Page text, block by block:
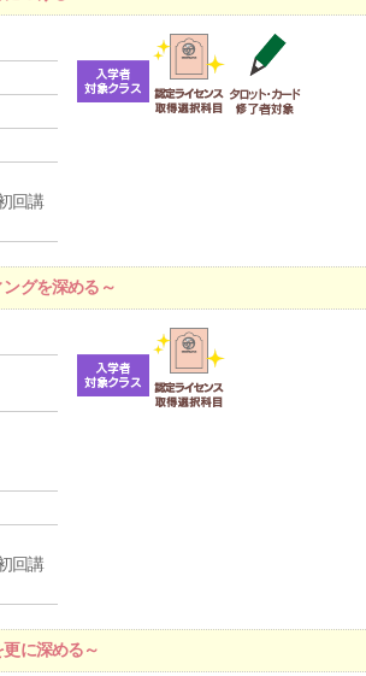
回講
グを深める～
回講
に深める～